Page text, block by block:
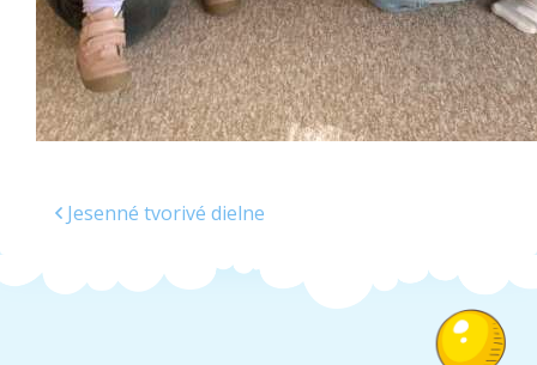
Jesenné tvorivé dielne